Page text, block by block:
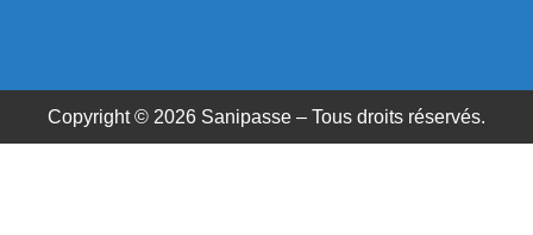
Copyright © 2026 Sanipasse – Tous droits réservés.